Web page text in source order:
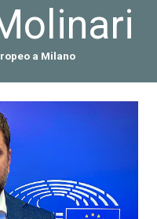
a Milano